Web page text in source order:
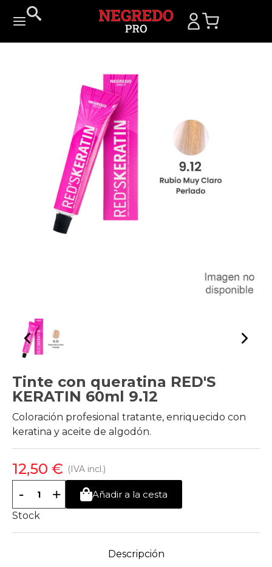
Tinte con queratina RED'S
KERATIN 60ml 9.12
Coloración profesional tratante, enriquecido con
keratina y aceite de algodón.
12,50 € (IVA incl.)
- +
Añadir a la cesta
Stock
Descripción